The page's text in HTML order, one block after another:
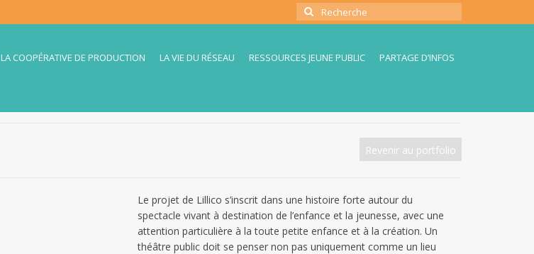
Rechercher
:
LA COOPÉRATIVE DE PRODUCTION LA VIE DU RÉSEAU RESSOURCES JEUNE PUBLIC PARTAGE D’INFOS
Revenir au portfolio
Le projet de Lillico s’inscrit dans une histoire forte autour du
spectacle vivant à destination de l’enfance et la jeunesse, avec une
attention particulière à la toute petite enfance et à la création. Un
théâtre public doit se penser non pas uniquement comme un lieu